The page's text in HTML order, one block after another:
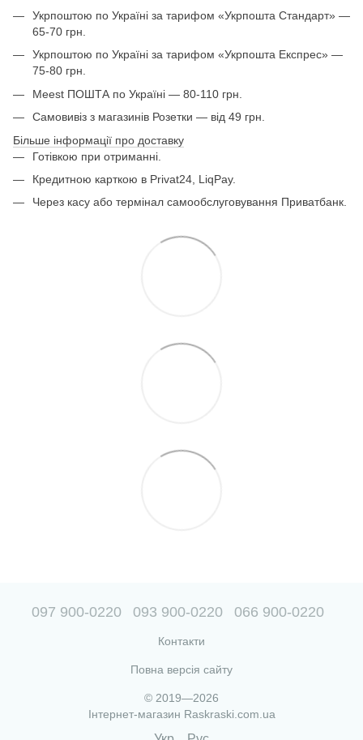
Укрпоштою по Україні за тарифом «Укрпошта Стандарт» —
65-70 грн.
Укрпоштою по Україні за тарифом «Укрпошта Експрес» —
75-80 грн.
Meest ПОШТА по Україні — 80-110 грн.
Самовивіз з магазинів Розетки — від 49 грн.
Більше інформації про доставку
Готівкою при отриманні.
Кредитною карткою в Privat24, LiqPay.
Через касу або термінал самообслуговування Приватбанк.
097 900-0220 093 900-0220 066 900-0220
Контакти
Повна версія сайту
© 2019—2026
Інтернет-магазин Raskraski.com.ua